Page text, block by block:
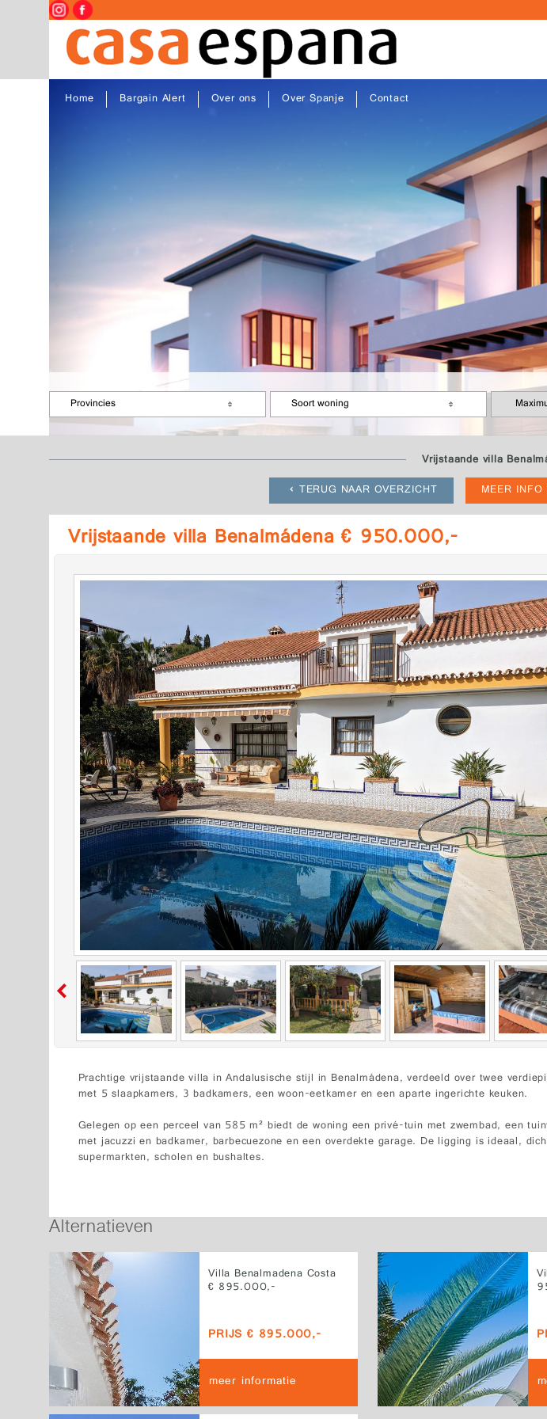
Home Bargain Alert Over ons Over Spanje Contact
Provincies Soort woning
Vrijstaande villa
TERUG NAAR OVERZICHT
MEER INFO
Vrijstaande villa Benalmádena € 950.000,-
Prachtige vrijstaande villa in Andalusische stijl in Benalmádena, verdeeld over twee
met 5 slaapkamers, 3 badkamers, een woon-eetkamer en een aparte ingerichte keuken.
Gelegen op een perceel van 585 m² biedt de woning een privé-tuin met zwembad, een
met jacuzzi en badkamer, barbecuezone en een overdekte garage. De ligging is ideaal,
supermarkten, scholen en bushaltes.
Alternatieven
Villa Benalmadena Costa
€ 895.000,-
PRIJS € 895.000,-
meer informatie